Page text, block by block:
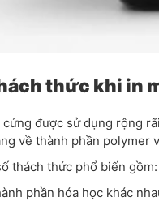
thức khi in
cứng được sử dụng rộng
về thành phần polymer
thách thức phổ biến gồm:
phần hóa học khác